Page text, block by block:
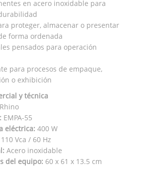
en acero inoxidable para
proteger, almacenar o presentar
forma ordenada
pensados para operación
para procesos de empaque,
o exhibición
y técnica
Rhino
EMPA-55
eléctrica: 400 W
110 Vca / 60 Hz
Acero inoxidable
del equipo: 60 x 61 x 13.5 cm